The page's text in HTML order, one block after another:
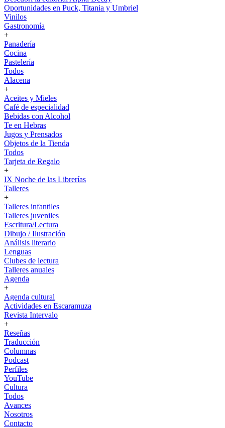
Oportunidades en Puck, Titania y Umbriel
Vinilos
Gastronomía
+
Panadería
Cocina
Pastelería
Todos
Alacena
+
Aceites y Mieles
Café de especialidad
Bebidas con Alcohol
Te en Hebras
Jugos y Prensados
Objetos de la Tienda
Todos
Tarjeta de Regalo
+
IX Noche de las Librerías
Talleres
+
Talleres infantiles
Talleres juveniles
Escritura/Lectura
Dibujo / Ilustración
Análisis literario
Lenguas
Clubes de lectura
Talleres anuales
Agenda
+
Agenda cultural
Actividades en Escaramuza
Revista Intervalo
+
Reseñas
Traducción
Columnas
Podcast
Perfiles
YouTube
Cultura
Todos
Avances
Nosotros
Contacto